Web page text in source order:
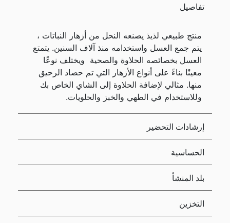
تفاصيل
منتج طبيعي لذيذ يصنعه النحل من أزهار النباتات ،
يتم جمع العسل واستخدامه منذ آلاف السنين. يتمتع
العسل بخصائصه الحلاوة والصحية ويختلف نوعًا
معينًا بناءً على أنواع الأزهار التي تم حصاد الرحيق
منها. مثالي لإضافة الحلاوة إلى الشاي الخاص بك
وللاستخدام في الطهي والخبز والحلويات.
إرشادات التحضير
الحساسية
بلد المنشأ
التخزين